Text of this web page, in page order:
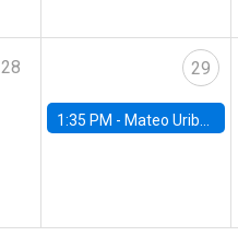
28 29
1:35 PM - Mateo Uribe-Castro, Universidad de los Andes (Colombia)